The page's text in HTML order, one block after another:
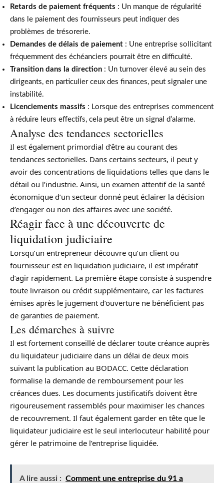
Retards de paiement fréquents : Un manque de régularité
dans le paiement des fournisseurs peut indiquer des
problèmes de trésorerie.
Demandes de délais de paiement : Une entreprise sollicitant
fréquemment des échéanciers pourrait être en difficulté.
Transition dans la direction : Un turnover élevé au sein des
dirigeants, en particulier ceux des finances, peut signaler une
instabilité.
Licenciements massifs : Lorsque des entreprises commencent
à réduire leurs effectifs, cela peut être un signal d’alarme.
Analyse des tendances sectorielles
Il est également primordial d’être au courant des
tendances sectorielles. Dans certains secteurs, il peut y
avoir des concentrations de liquidations telles que dans le
détail ou l’industrie. Ainsi, un examen attentif de la santé
économique d’un secteur donné peut éclairer la décision
d’engager ou non des affaires avec une société.
Réagir face à une découverte de
liquidation judiciaire
Lorsqu’un entrepreneur découvre qu’un client ou
fournisseur est en liquidation judiciaire, il est impératif
d’agir rapidement. La première étape consiste à suspendre
toute livraison ou crédit supplémentaire, car les factures
émises après le jugement d’ouverture ne bénéficient pas
de garanties de paiement.
Les démarches à suivre
Il est fortement conseillé de déclarer toute créance auprès
du liquidateur judiciaire dans un délai de deux mois
suivant la publication au BODACC. Cette déclaration
formalise la demande de remboursement pour les
créances dues. Les documents justificatifs doivent être
rigoureusement rassemblés pour maximiser les chances
de recouvrement. Il faut également garder en tête que le
liquidateur judiciaire est le seul interlocuteur habilité pour
gérer le patrimoine de l’entreprise liquidée.
A lire aussi : Comment une entreprise du 91 a